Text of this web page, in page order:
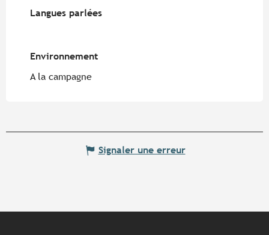
Langues parlées
Langues parlées
Environnement
Environnement
A la campagne
Signaler une erreur